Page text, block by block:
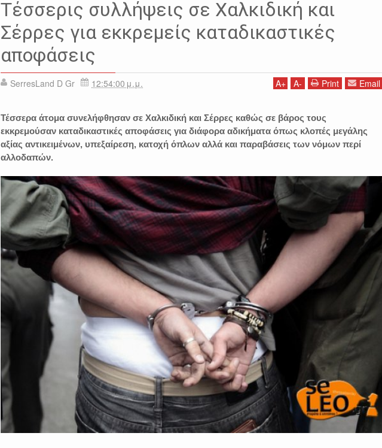
Τέσσερις συλλήψεις σε Χαλκιδική και
Σέρρες για εκκρεμείς καταδικαστικές
αποφάσεις
SerresLand D Gr 12:54:00 μ.μ. A+ A- Print Email
Τέσσερα άτομα συνελήφθησαν σε Χαλκιδική και Σέρρες καθώς σε βάρος τους
εκκρεμούσαν καταδικαστικές αποφάσεις για διάφορα αδικήματα όπως κλοπές μεγάλης
αξίας αντικειμένων, υπεξαίρεση, κατοχή όπλων αλλά και παραβάσεις των νόμων περί
αλλοδαπών.